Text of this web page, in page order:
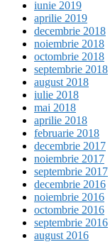
iunie 2019
aprilie 2019
decembrie 2018
noiembrie 2018
octombrie 2018
septembrie 2018
august 2018
iulie 2018
mai 2018
aprilie 2018
februarie 2018
decembrie 2017
noiembrie 2017
septembrie 2017
decembrie 2016
noiembrie 2016
octombrie 2016
septembrie 2016
august 2016